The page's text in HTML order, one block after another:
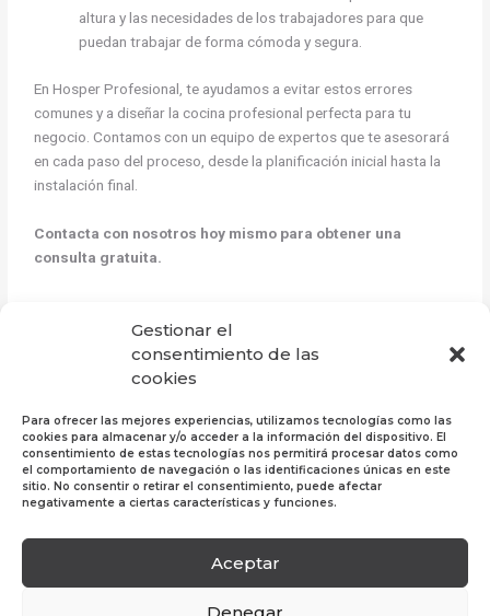
Gestionar el
consentimiento de las
cookies
Para ofrecer las mejores experiencias, utilizamos tecnologías como las
cookies para almacenar y/o acceder a la información del dispositivo. El
consentimiento de estas tecnologías nos permitirá procesar datos como
el comportamiento de navegación o las identificaciones únicas en este
sitio. No consentir o retirar el consentimiento, puede afectar
negativamente a ciertas características y funciones.
Aceptar
Denegar
altura y las necesidades de los trabajadores para que
puedan trabajar de forma cómoda y segura.
En Hosper Profesional, te ayudamos a evitar estos errores
comunes y a diseñar la cocina profesional perfecta para tu
negocio. Contamos con un equipo de expertos que te asesorará
en cada paso del proceso, desde la planificación inicial hasta la
instalación final.
Contacta con nosotros hoy mismo para obtener una
consulta gratuita.
Entrada
anterior
Política de Privacidad|Política de Cookies
Legal